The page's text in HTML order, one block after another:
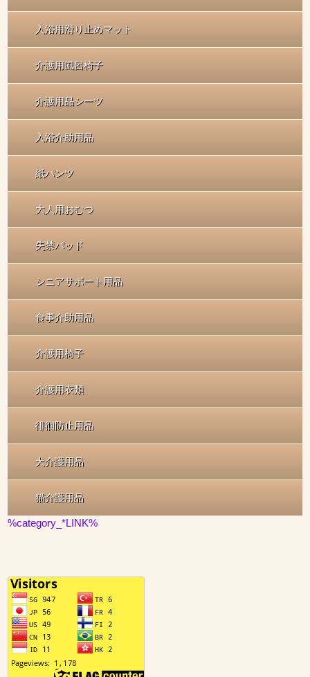
入浴用滑り止めマット
介護用風呂椅子
介護用品シーツ
入浴介助用品
紙パンツ
大人用おむつ
失禁パッド
シニアサポート用品
食事介助用品
介護用椅子
介護用衣類
徘徊防止用品
犬介護用品
猫介護用品
%category_*LINK%